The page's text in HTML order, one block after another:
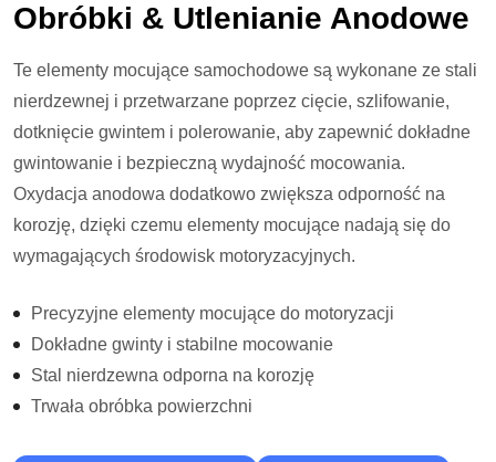
Obróbki & Utlenianie Anodowe
Te elementy mocujące samochodowe są wykonane ze stali
nierdzewnej i przetwarzane poprzez cięcie, szlifowanie,
dotknięcie gwintem i polerowanie, aby zapewnić dokładne
gwintowanie i bezpieczną wydajność mocowania.
Oxydacja anodowa dodatkowo zwiększa odporność na
korozję, dzięki czemu elementy mocujące nadają się do
wymagających środowisk motoryzacyjnych.
Precyzyjne elementy mocujące do motoryzacji
Dokładne gwinty i stabilne mocowanie
Stal nierdzewna odporna na korozję
Trwała obróbka powierzchni